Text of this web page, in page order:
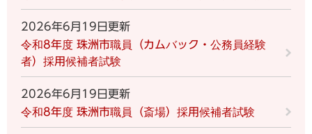
2026年6月19日更新
令和8年度 珠洲市職員（カムバック・公務員経験
者）採用候補者試験
2026年6月19日更新
令和8年度 珠洲市職員（斎場）採用候補者試験